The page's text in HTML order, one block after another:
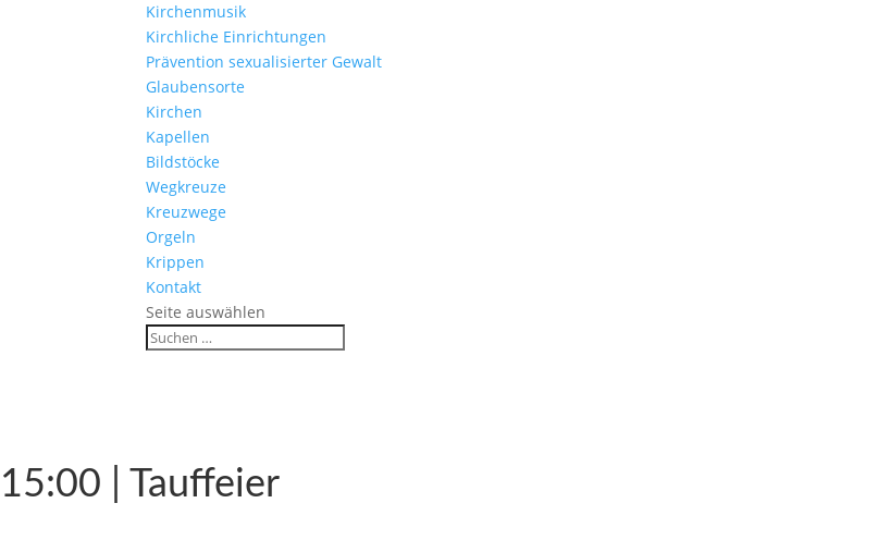
Kirchen­musik
Kirch­liche Einrichtungen
Präven­tion sexua­li­sierter Gewalt
Glau­ben­s­orte
Kirchen
Kapellen
Bild­stöcke
Wegkreuze
Kreuz­wege
Orgeln
Krippen
Kontakt
Seite auswählen
15:00 | Tauffeier